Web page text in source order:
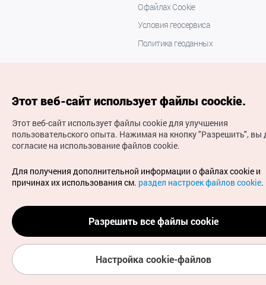
О файлах Cookie
Условия геосервиса
Политика геоданных
(с) Национальная организация туризма Кореи Все
права защищены
Для извещения об ошибках и проблемах, связанных с
работой веб-сайта, направляйте ваши запросы на
официальный адрес электронной почты
russian@knto.or.kr
Этот веб-сайт использует файлы coockie.
Этот веб-сайт использует файлы cookie для улучшения
пользовательского опыта. Нажимая на кнопку "Разрешить", вы
согласие на использование файлов cookie.
Для получения дополнительной информации о файлах cookie и
причинах их использования см. раздел настроек файлов cookie.
Разрешить все файлы cookie
Настройка cookie-файлов